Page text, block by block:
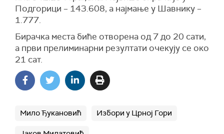
Подгорици – 143.608, а најмање у Шавнику –
1.777.
Бирачка места биће отворена од 7 до 20 сати,
a први прелиминарни резултати очекују се око
21 сат.
Мило Ђукановић Избори у Црној Гори